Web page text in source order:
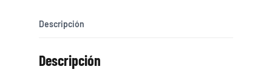
Descripción
Descripción